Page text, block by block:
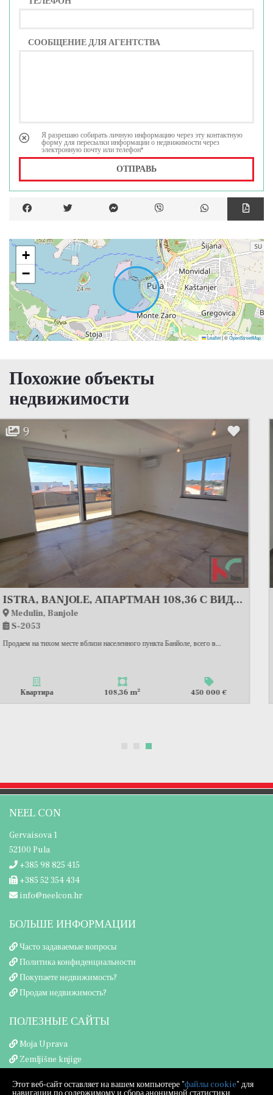
СООБЩЕНИЕ ДЛЯ АГЕНТСТВА
Я разрешаю собирать личную информацию через эту контактную
форму для пересылки информации о недвижимости через
электронную почту или телефон*
ОТПРАВЬ
+
−
Leaflet|©OpenStreetMap
Похожие объекты
недвижимости
Pula, Valdebek
S-1584
Продается просторная квартира в новостройке в Вальдебеке. Расположена...
Квартира 121,34 m 397 000 €
NEEL CON
Gervaisova 1
52100 Pula
+385 98 825 415
+385 52 354 434
info@neelcon.hr
БОЛЬШЕ ИНФОРМАЦИИ
Часто задаваемые вопросы
Политика конфиденциальности
Покупаете недвижимость?
Продам недвижимость?
ПОЛЕЗНЫЕ САЙТЫ
Moja Uprava
Zemljišne knjige
Этот веб-сайт оставляет на вашем компьютере "файлы cookie" для